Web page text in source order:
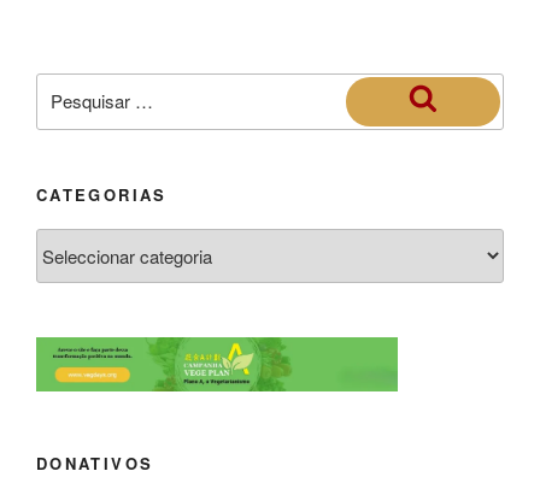
CATEGORIAS
DONATIVOS